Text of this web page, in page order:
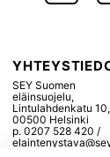
SEY Suomen
eläinsuojelu,
Lintulahdenkatu 10,
00500 Helsinki
p. 0207 528 420 /